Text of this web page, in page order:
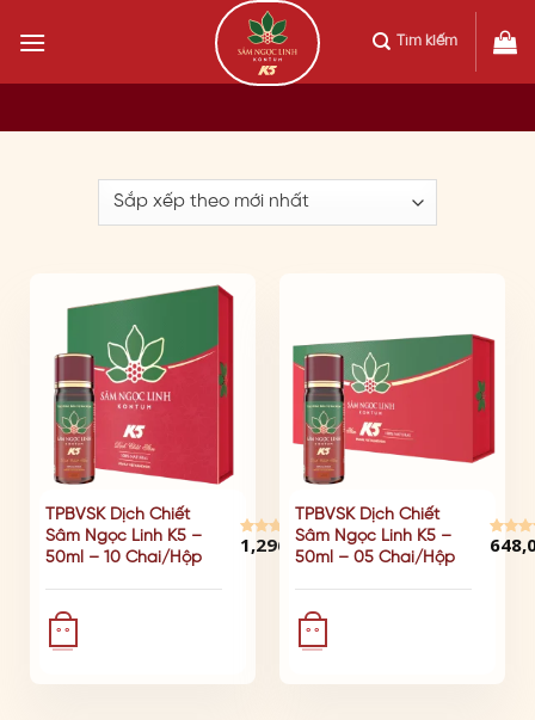
Tìm kiếm
TPBVSK Dịch Chiết
Sâm Ngọc Linh K5 –
50ml – 10 Chai/Hộp
ĐÃ BÁN: 12699
Được xếp
5.00
1,296,000₫
° °
TPBVSK Dịch Chiết
Sâm Ngọc Linh K5 –
50ml – 05 Chai/Hộp
Được
° °